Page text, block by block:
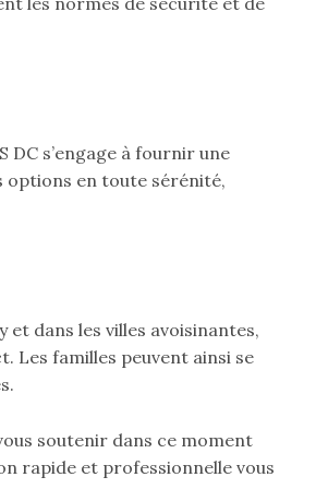
DC s’engage à fournir une
options en toute sérénité,
et dans les villes avoisinantes,
Les familles peuvent ainsi se
soutenir dans ce moment
rapide et professionnelle vous